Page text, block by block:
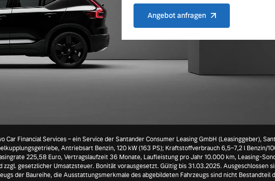
Angebot anfragen
Financial Services – ein Service der Santander Consumer Leasing GmbH (Leasinggeber),
Antriebsart Benzin, 120 kW (163 PS); Kraftstoffverbrauch 6,5–7,2 l Benzin/
225,58 Euro, Vertragslaufzeit 36 Monate, Laufleistung pro Jahr 10.000 km, Leasing-
zzgl. gesetzlicher Umsatzsteuer. Bonität vorausgesetzt. Gültig bis 31.03.2025. Ausgeschlossen
der Baureihe, die Ausstattungsmerkmale des abgebildeten Fahrzeugs sind nicht Bestandteil